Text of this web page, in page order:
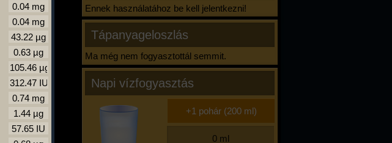
Ennek használatához be kell jelentkezni!
Tápanyageloszlás
Ma még nem fogyasztottál semmit.
Napi vízfogyasztás